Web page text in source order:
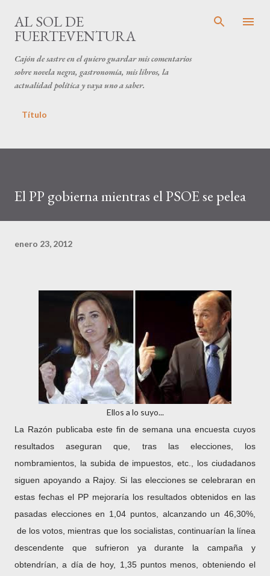
AL SOL DE
FUERTEVENTURA
Cajón de sastre en el quiero guardar mis comentarios
sobre novela negra, gastronomía, mis libros, la
actualidad política y vaya uno a saber.
Título
El PP gobierna mientras el PSOE se pelea
enero 23, 2012
Ellos a lo suyo...
La Razón publicaba este fin de semana una encuesta cuyos
resultados aseguran que, tras las elecciones, los
nombramientos, la subida de impuestos, etc., los ciudadanos
siguen apoyando a Rajoy. Si las elecciones se celebraran en
estas fechas el PP mejoraría los resultados obtenidos en las
pasadas elecciones en 1,04 puntos, alcanzando un 46,30%,
de los votos, mientras que los socialistas, continuarían la línea
descendente que sufrieron ya durante la campaña y
obtendrían, a día de hoy, 1,35 puntos menos, obteniendo el